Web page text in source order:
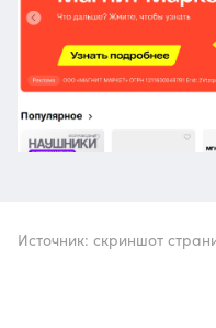
Источник: скриншот